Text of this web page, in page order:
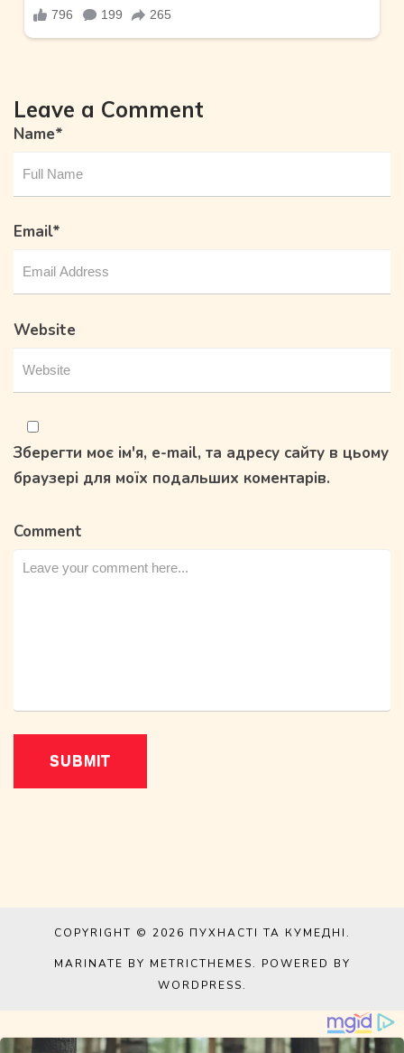
Leave a Comment
Name*
Email*
Website
Зберегти моє ім'я, e-mail, та адресу сайту в цьому
браузері для моїх подальших коментарів.
Comment
COPYRIGHT © 2026 ПУХНАСТІ ТА КУМЕДНІ.
MARINATE BY METRICTHEMES. POWERED BY
WORDPRESS.